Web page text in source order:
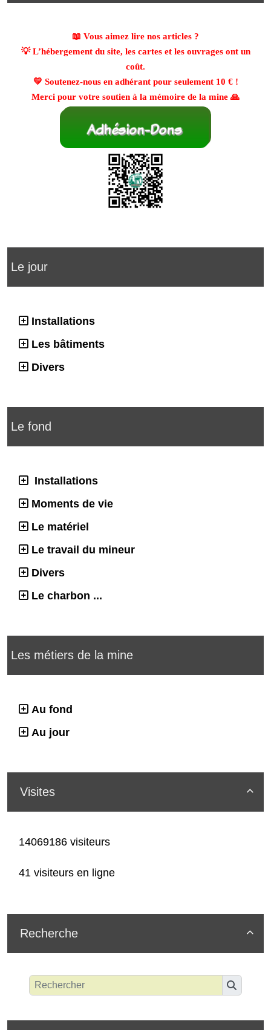
📖 Vous aimez lire nos articles ?
💡 L’hébergement du site, les cartes et les ouvrages ont un
coût.
💛 Soutenez-nous en adhérant pour seulement 10 €!
Merci pour votre soutien à la mémoire de la mine 🙏
Le jour
Installations
Les bâtiments
Divers
Le fond
Installations
Moments de vie
Le matériel
Le travail du mineur
Divers
Le charbon ...
Les métiers de la mine
Au fond
Au jour

Visites
14069186 visiteurs
41 visiteurs en ligne

Recherche